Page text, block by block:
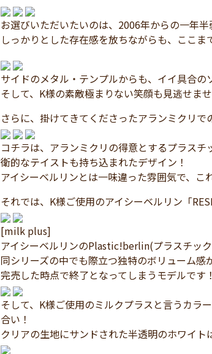
お選びいただいたいのは、2006年からの一年
しっかりとした存在感を放ちながらも、ここ
サイドのメタル・テンプルからも、イイ具合の
そして、K様の素敵極まりない笑顔も見逃せま
さらに、掛けてきてくださったアランミクリで
コチラは、アランミクリの得意とするプラス
衛的なテイストも持ち込まれたデザイン！
アイシーベルリンとは一味違った雰囲気で、こ
それでは、K様ご使用のアイシーベルリン「
[milk plus]
アイシーベルリンのPlastic!berlin(プラスチッ
同シリーズの中でも際立つ独特のボリューム
完売した時点で終了となってしまうモデルです！
そして、K様ご使用のミルクプラスと言うカラ
合い！
クリアの生地にサンドされた半透明のホワイト